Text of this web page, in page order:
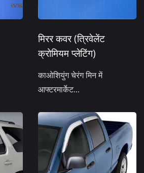
मिरर कवर (त्रिवेलेंट
क्रोमियम प्लेटिंग)
काओशियुंग चेरंग मिन में
आफ्टरमार्केट...